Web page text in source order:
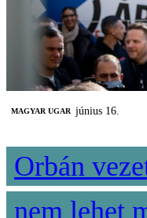
MAGYAR UGAR június 16.
Orbán
nem lehet